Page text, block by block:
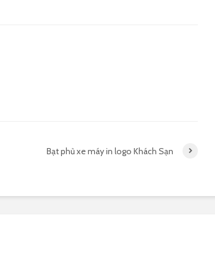
Bạt phủ xe máy in logo Khách Sạn